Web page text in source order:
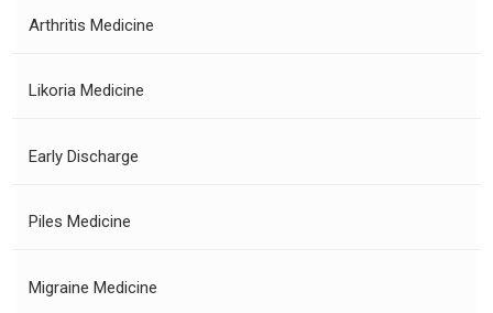
Arthritis Medicine
Likoria Medicine
Early Discharge
Piles Medicine
Migraine Medicine